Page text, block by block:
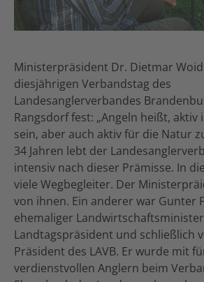
Ministerpräsident Dr. Dietmar
diesjährigen Verbandstag des
Landesanglerverbandes
Rangsdorf fest: „Angeln heißt, aktiv
sein, aber auch aktiv für die Natur
34 Jahren lebt der
intensiv nach dieser Prämisse. In
viele Wegbegleiter. Der
von ihnen. Ein anderer war Gunter
ehemaliger
Landtagspräsident und schließlich
Präsident des LAVB. Er wurde mit
verdienstvollen Anglern beim